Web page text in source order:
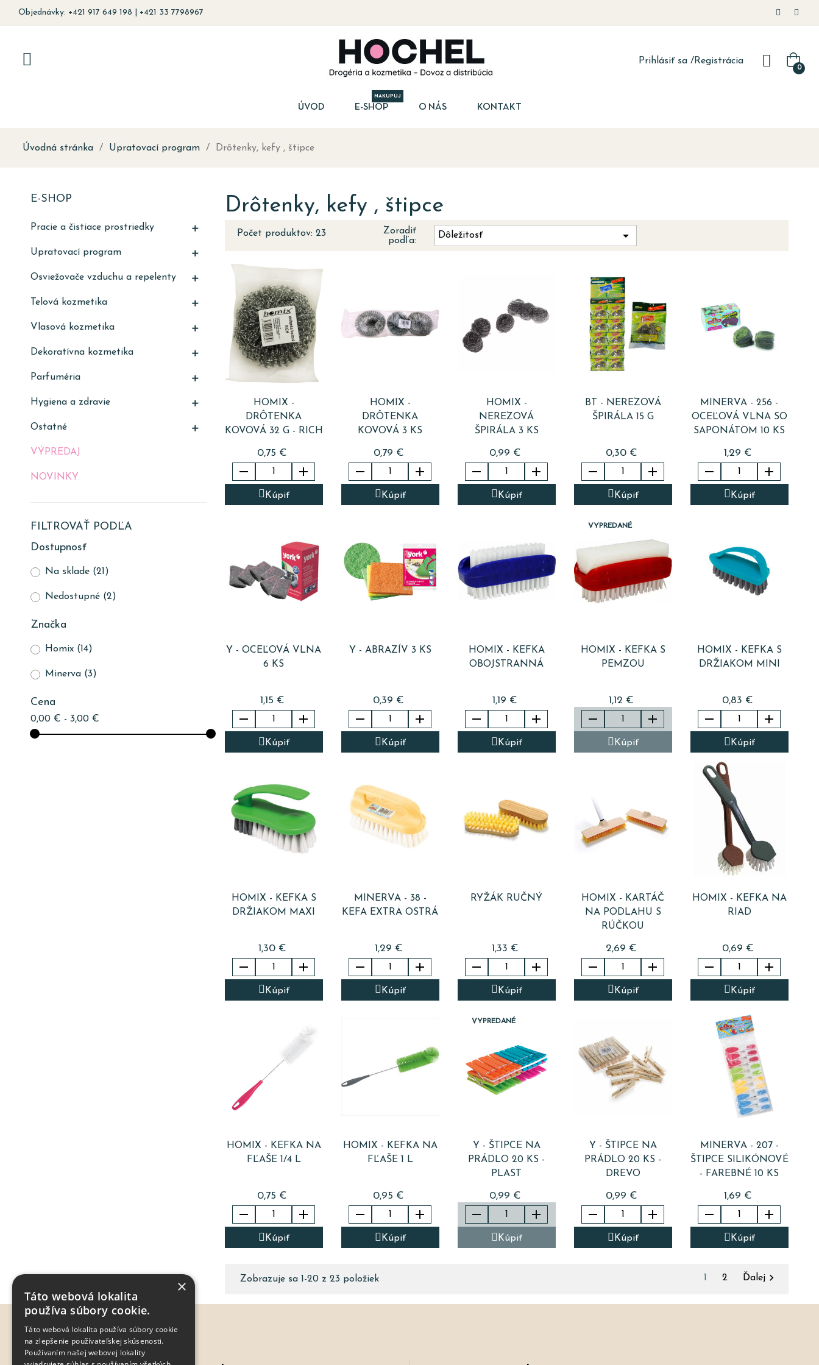
Objednávky: +421 917 649 198 | +421 33 7798967
Prihlásiť sa /Registrácia
0
ÚVOD E-SHOP
NAKUPUJ
O NÁS KONTAKT
Úvodná stránka Upratovací program Drôtenky, kefy , štipce
E-SHOP
Pracie a čistiace prostriedky 
Upratovací program 
Osviežovače vzduchu a repelenty 
Telová kozmetika 
Vlasová kozmetika 
Dekoratívna kozmetika 
Parfuméria 
Hygiena a zdravie 
Ostatné 
VÝPREDAJ
NOVINKY
FILTROVAŤ PODĽA
Dostupnosť
Na sklade (21)
Nedostupné (2)
Značka
Homix (14)
Minerva (3)
Cena
0,00 € - 3,00 €
Drôtenky, kefy , štipce
Počet produktov: 23
Zoradiť
podľa:
Dôležitosť 
HOMIX -
DRÔTENKA
KOVOVÁ 32 G - RICH
0,75 €
 
Kúpiť
HOMIX -
DRÔTENKA
KOVOVÁ 3 KS
0,79 €
 
Kúpiť
HOMIX -
NEREZOVÁ
ŠPIRÁLA 3 KS
0,99 €
 
Kúpiť
BT - NEREZOVÁ
ŠPIRÁLA 15 G
0,30 €
 
Kúpiť
MINERVA - 256 -
OCEĽOVÁ VLNA SO
SAPONÁTOM 10 KS
1,29 €
 
Kúpiť
Y - OCEĽOVÁ VLNA
6 KS
1,15 €
 
Kúpiť
Y - ABRAZÍV 3 KS
0,39 €
 
Kúpiť
HOMIX - KEFKA
OBOJSTRANNÁ
1,19 €
 
Kúpiť
VYPREDANÉ
HOMIX - KEFKA S
PEMZOU
1,12 €
 
Kúpiť
HOMIX - KEFKA S
DRŽIAKOM MINI
0,83 €
 
Kúpiť
HOMIX - KEFKA S
DRŽIAKOM MAXI
1,30 €
 
Kúpiť
MINERVA - 38 -
KEFA EXTRA OSTRÁ
1,29 €
 
Kúpiť
RYŽÁK RUČNÝ
1,33 €
 
Kúpiť
HOMIX - KARTÁČ
NA PODLAHU S
RÚČKOU
2,69 €
 
Kúpiť
HOMIX - KEFKA NA
RIAD
0,69 €
 
Kúpiť
HOMIX - KEFKA NA
FĽAŠE 1/4 L
0,75 €
 
Kúpiť
HOMIX - KEFKA NA
FĽAŠE 1 L
0,95 €
 
Kúpiť
VYPREDANÉ
Y - ŠTIPCE NA
PRÁDLO 20 KS -
PLAST
0,99 €
 
Kúpiť
Y - ŠTIPCE NA
PRÁDLO 20 KS -
DREVO
0,99 €
 
Kúpiť
MINERVA - 207 -
ŠTIPCE SILIKÓNOVÉ
- FAREBNÉ 10 KS
1,69 €
 
Kúpiť
Zobrazuje sa 1-20 z 23 položiek 1 2 Ďalej
×
Táto webová lokalita
používa súbory cookie.
Táto webová lokalita používa súbory cookie
na zlepšenie používateľskej skúsenosti.
Používaním našej webovej lokality